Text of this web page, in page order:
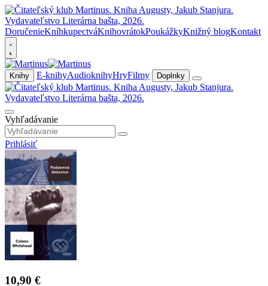
DoručenieKníhkupectváKnihovrátokPoukážkyKnižný blogKontakt
Knihy E-knihyAudioknihyHryFilmy Doplnky
Vyhľadávanie
Prihlásiť
10,90 €